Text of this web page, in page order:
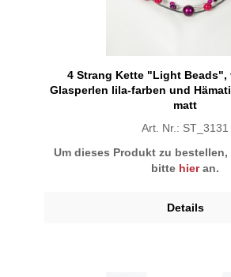
4 Strang Kette "Light Beads",
Glasperlen lila-farben und
matt
Art. Nr.: ST_3131
Um dieses Produkt zu bestellen,
bitte hieran.
Details